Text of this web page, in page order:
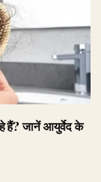
हैं? जानें आयुर्वेद के